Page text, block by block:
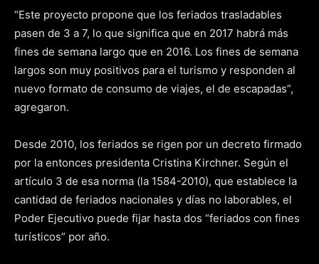
“Este proyecto propone que los feriados trasladables
pasen de 3 a 7, lo que significa que en 2017 habrá más
fines de semana largo que en 2016. Los fines de semana
largos son muy positivos para el turismo y responden al
nuevo formato de consumo de viajes, el de escapadas”,
agregaron.
Desde 2010, los feriados se rigen por un decreto firmado
por la entonces presidenta Cristina Kirchner. Según el
artículo 3 de esa norma (la 1584-2010), que establece la
cantidad de feriados nacionales y días no laborables, el
Poder Ejecutivo puede fijar hasta dos “feriados con fines
turísticos” por año.